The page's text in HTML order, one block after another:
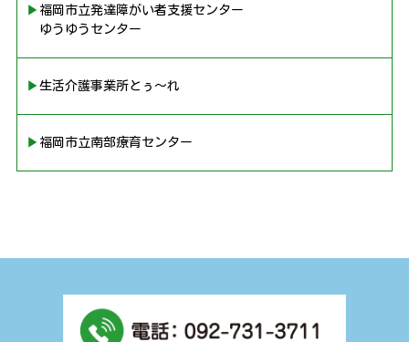
▶︎福岡市立発達障がい者支援センター
ゆうゆうセンター
▶︎生活介護事業所とぅ〜れ
▶︎福岡市立南部療育センター